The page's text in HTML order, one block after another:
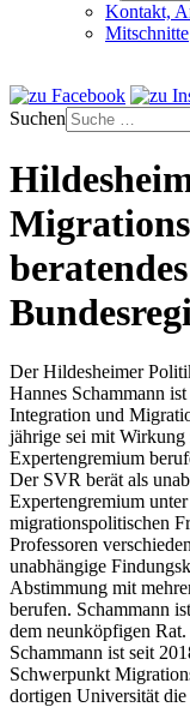
Kontakt,
Mitschnitte
Suchen
Der Hildesheimer
Hannes Schammann
Integration und
jährige sei mit Wirkung
Expertengremium
Der SVR berät als
Expertengremium
migrationspolitischen
Professoren
unabhängige
Abstimmung mit
berufen. Schammann
dem neunköpfigen Rat.
Schammann ist seit
Schwerpunkt
dortigen Universität